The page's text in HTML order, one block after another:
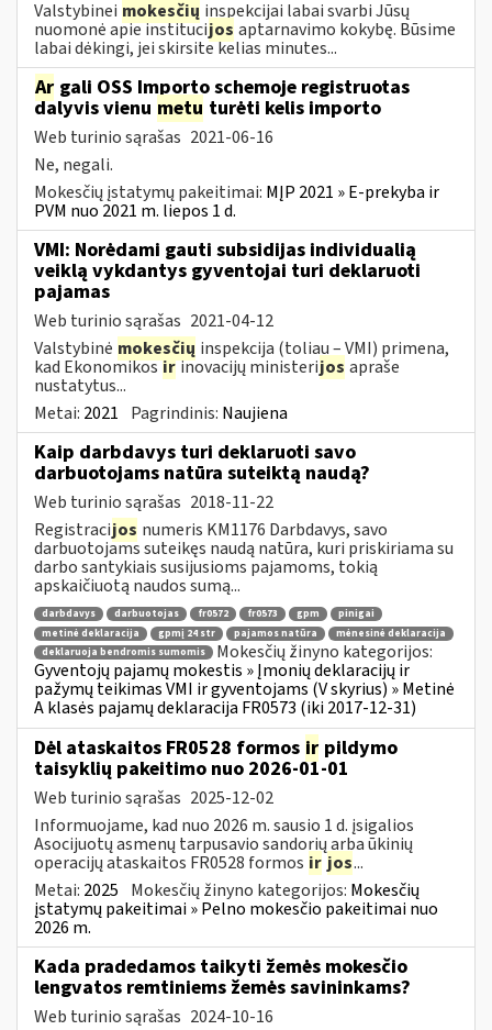
Valstybinei mokesčių inspekcijai labai svarbi Jūsų
nuomonė apie institucijos aptarnavimo kokybę. Būsime
labai dėkingi, jei skirsite kelias minutes...
Ar gali OSS Importo schemoje registruotas
dalyvis vienu metu turėti kelis importo
Web turinio sąrašas 2021-06-16
Ne, negali.
Mokesčių įstatymų pakeitimai: MĮP 2021 » E-prekyba ir
PVM nuo 2021 m. liepos 1 d.
VMI: Norėdami gauti subsidijas individualią
veiklą vykdantys gyventojai turi deklaruoti
pajamas
Web turinio sąrašas 2021-04-12
Valstybinė mokesčių inspekcija (toliau – VMI) primena,
kad Ekonomikosirinovacijų ministerijos apraše
nustatytus...
Metai: 2021 Pagrindinis: Naujiena
Kaip darbdavys turi deklaruoti savo
darbuotojams natūra suteiktą naudą?
Web turinio sąrašas 2018-11-22
Registracijos numeris KM1176 Darbdavys, savo
darbuotojams suteikęs naudą natūra, kuri priskiriama su
darbo santykiais susijusioms pajamoms, tokią
apskaičiuotą naudos sumą...
darbdavys darbuotojas fr0572 fr0573 gpm
pinigai
metinė deklaracija
gpmį 24 str pajamos natūra
mėnesinė deklaracija
deklaruoja bendromis sumomis
Mokesčių žinyno kategorijos:
Gyventojų pajamų mokestis » Įmonių deklaracijų ir
pažymų teikimas VMI ir gyventojams (V skyrius) » Metinė
A klasės pajamų deklaracija FR0573 (iki 2017-12-31)
Dėl ataskaitos FR0528 formos ir pildymo
taisyklių pakeitimo nuo 2026-01-01
Web turinio sąrašas 2025-12-02
Informuojame, kad nuo 2026 m. sausio 1 d. įsigalios
Asocijuotų asmenų tarpusavio sandorių arba ūkinių
operacijų ataskaitos FR0528 formos ir jos...
Metai: 2025 Mokesčių žinyno kategorijos: Mokesčių
įstatymų pakeitimai » Pelno mokesčio pakeitimai nuo
2026 m.
Kada pradedamos taikyti žemės mokesčio
lengvatos remtiniems žemės savininkams?
Web turinio sąrašas 2024-10-16